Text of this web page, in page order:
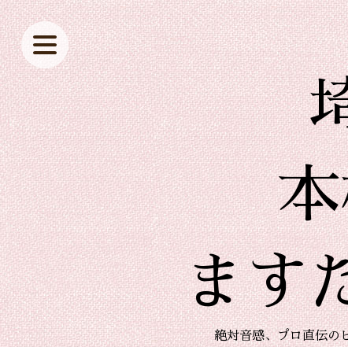
ます
絶対音感、プロ直伝の